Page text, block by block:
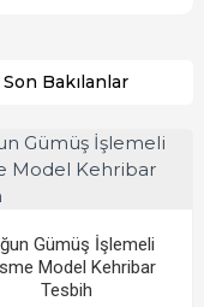
Son Bakılanlar
Gümüş İşlemeli
Model Kehribar
Tesbih